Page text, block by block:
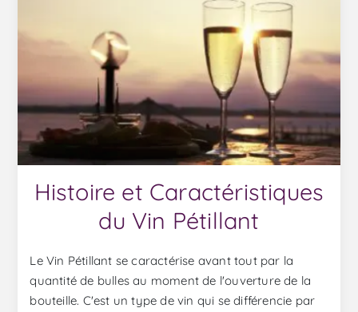
Histoire et Caractéristiques
du Vin Pétillant
Le Vin Pétillant se caractérise avant tout par la
quantité de bulles au moment de l'ouverture de la
bouteille. C'est un type de vin qui se différencie par